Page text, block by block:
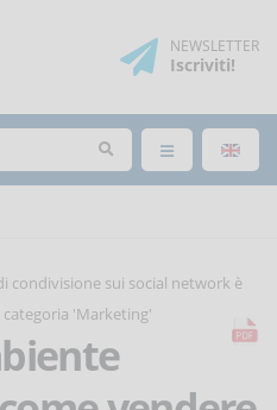
NEWSLETTER
Iscriviti!
condivisione sui social network è
categoria 'Marketing'